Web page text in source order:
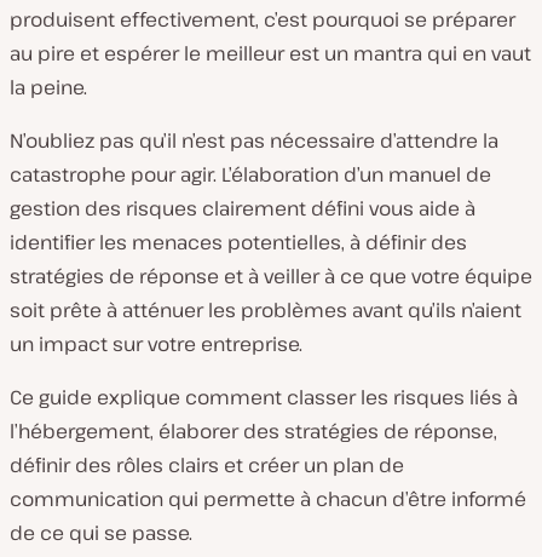
produisent effectivement, c’est pourquoi se préparer
au pire et espérer le meilleur est un mantra qui en vaut
la peine.
N’oubliez pas qu’il n’est pas nécessaire d’attendre la
catastrophe pour agir. L’élaboration d’un manuel de
gestion des risques clairement défini vous aide à
identifier les menaces potentielles, à définir des
stratégies de réponse et à veiller à ce que votre équipe
soit prête à atténuer les problèmes avant qu’ils n’aient
un impact sur votre entreprise.
Ce guide explique comment classer les risques liés à
l’hébergement, élaborer des stratégies de réponse,
définir des rôles clairs et créer un plan de
communication qui permette à chacun d’être informé
de ce qui se passe.